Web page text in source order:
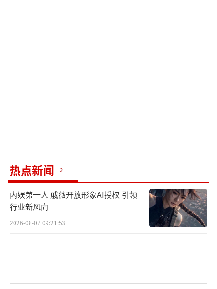
热点新闻
内娱第一人 戚薇开放形象AI授权 引领
行业新风向
2026-08-07 09:21:53